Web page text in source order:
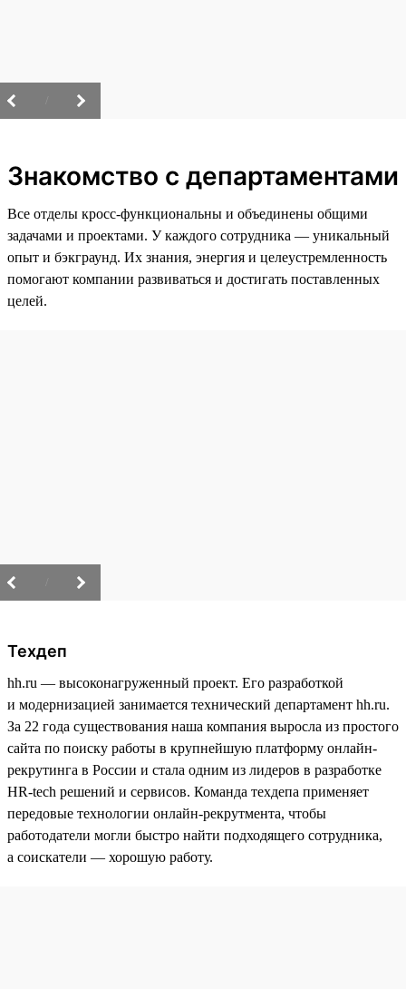
Знакомство с департаментами
Все отделы кросс-функциональны и объединены общими
задачами и проектами. У каждого сотрудника — уникальный
опыт и бэкграунд. Их знания, энергия и целеустремленность
помогают компании развиваться и достигать поставленных
целей.
Техдеп
hh.ru — высоконагруженный проект. Его разработкой
и модернизацией занимается технический департамент hh.ru.
За 22 года существования наша компания выросла из простого
сайта по поиску работы в крупнейшую платформу онлайн-
рекрутинга в России и стала одним из лидеров в разработке
HR-tech решений и сервисов. Команда техдепа применяет
передовые технологии онлайн-рекрутмента, чтобы
работодатели могли быстро найти подходящего сотрудника,
а соискатели — хорошую работу.